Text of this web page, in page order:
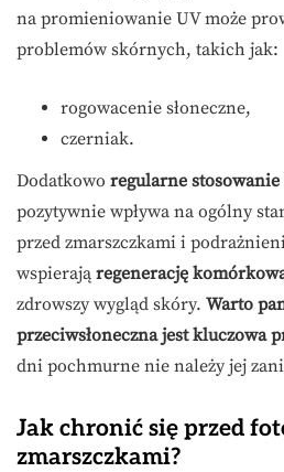
na promieniowanie UV może
problemów skórnych, takich jak:
rogowacenie słoneczne,
czerniak.
Dodatkowo regularne
pozytywnie wpływa na ogólny
przed zmarszczkami i
wspierają regenerację
zdrowszy wygląd skóry. Warto
przeciwsłoneczna jest kluczowa
dni pochmurne nie należy jej
Jak chronić się przed
zmarszczkami?